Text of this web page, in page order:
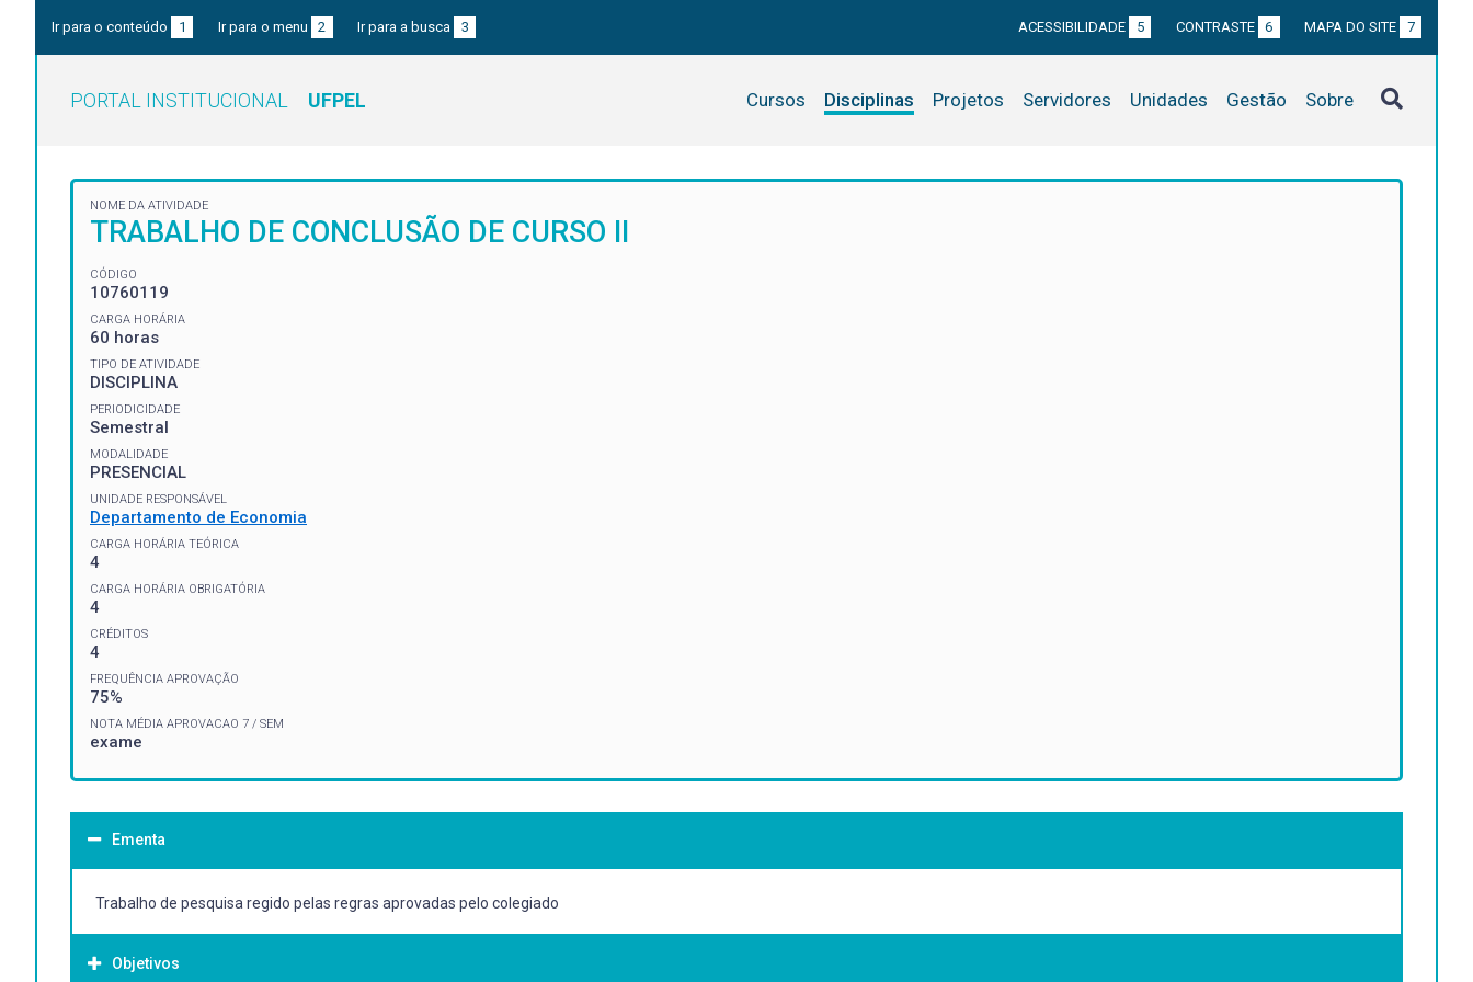
Ir para o conteúdo 1 Ir para o menu 2 Ir para a busca 3 ACESSIBILIDADE 5 CONTRASTE 6 MAPA DO SITE 7
PORTAL INSTITUCIONAL UFPEL Cursos Disciplinas Projetos Servidores Unidades Gestão Sobre
NOME DA ATIVIDADE
TRABALHO DE CONCLUSÃO DE CURSO II
CÓDIGO
10760119
CARGA HORÁRIA
60 horas
TIPO DE ATIVIDADE
DISCIPLINA
PERIODICIDADE
Semestral
MODALIDADE
PRESENCIAL
UNIDADE RESPONSÁVEL
Departamento de Economia
CARGA HORÁRIA TEÓRICA
4
CARGA HORÁRIA OBRIGATÓRIA
4
CRÉDITOS
4
FREQUÊNCIA APROVAÇÃO
75%
NOTA MÉDIA APROVACAO 7 / SEM
exame
Ementa
Trabalho de pesquisa regido pelas regras aprovadas pelo colegiado
Objetivos